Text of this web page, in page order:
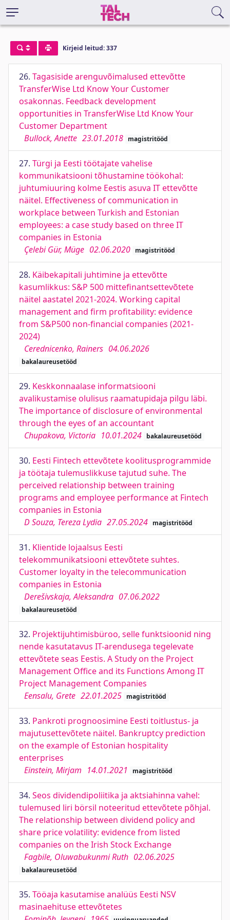
Kirjeid leitud: 337
26. Tagasiside arenguvõimalused ettevõtte
TransferWise Ltd Know Your Customer
osakonnas. Feedback development
opportunities in TransferWise Ltd Know Your
Customer Department
Bullock, Anette 23.01.2018 magistritööd
27. Türgi ja Eesti töötajate vahelise
kommunikatsiooni tõhustamine töökohal:
juhtumiuuring kolme Eestis asuva IT ettevõtte
näitel. Effectiveness of communication in
workplace between Turkish and Estonian
employees: a case study based on three IT
companies in Estonia
Çelebi Gür, Müge 02.06.2020 magistritööd
28. Käibekapitali juhtimine ja ettevõtte
kasumlikkus: S&P 500 mittefinantsettevõtete
näitel aastatel 2021-2024. Working capital
management and firm profitability: evidence
from S&P500 non-financial companies (2021-
2024)
Cerednicenko, Rainers 04.06.2026
bakalaureusetööd
29. Keskkonnaalase informatsiooni
avalikustamise olulisus raamatupidaja pilgu läbi.
The importance of disclosure of environmental
through the eyes of an accountant
Chupakova, Victoria 10.01.2024 bakalaureusetööd
30. Eesti Fintech ettevõtete koolitusprogrammide
ja töötaja tulemuslikkuse tajutud suhe. The
perceived relationship between training
programs and employee performance at Fintech
companies in Estonia
D Souza, Tereza Lydia 27.05.2024 magistritööd
31. Klientide lojaalsus Eesti
telekommunikatsiooni ettevõtete suhtes.
Customer loyalty in the telecommunication
companies in Estonia
Derešivskaja, Aleksandra 07.06.2022
bakalaureusetööd
32. Projektijuhtimisbüroo, selle funktsioonid ning
nende kasutatavus IT-arendusega tegelevate
ettevõtete seas Eestis. A Study on the Project
Management Office and its Functions Among IT
Project Management Companies
Eensalu, Grete 22.01.2025 magistritööd
33. Pankroti prognoosimine Eesti toitlustus- ja
majutusettevõtete näitel. Bankruptcy prediction
on the example of Estonian hospitality
enterprises
Einstein, Mirjam 14.01.2021 magistritööd
34. Seos dividendipoliitika ja aktsiahinna vahel:
tulemused liri börsil noteeritud ettevõtete põhjal.
The relationship between dividend policy and
share price volatility: evidence from listed
companies on the Irish Stock Exchange
Fagbile, Oluwabukunmi Ruth 02.06.2025
bakalaureusetööd
35. Tööaja kasutamise analüüs Eesti NSV
masinaehituse ettevõtetes